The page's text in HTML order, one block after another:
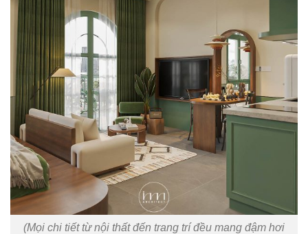
(Mọi chi tiết từ nội thất đến trang trí đều mang đậm hơi